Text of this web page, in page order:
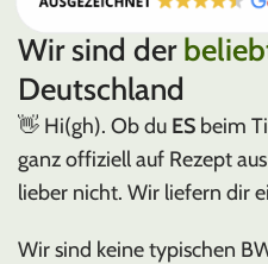
Wir sind der
Deutschland
👋 Hi(gh). Ob du ES beim
ganz offiziell auf Rezept
lieber nicht. Wir liefern dir
Wir sind keine typischen